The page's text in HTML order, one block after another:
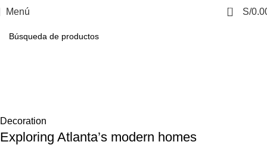
Menú 0 S/
27
Decoration
Exploring Atlanta’s modern homes
27
27
26